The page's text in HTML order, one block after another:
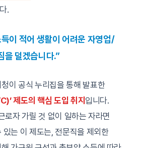
.
이 적어 생활이 어려운 자영업/
을 덜겠습니다.”
이 공식 누리집을 통해 발표한
제도의 핵심 도입 취지 입니다.
로자 가릴 것 없이 일하는 자라면
있는 이 제도는, 전문직을 제외한